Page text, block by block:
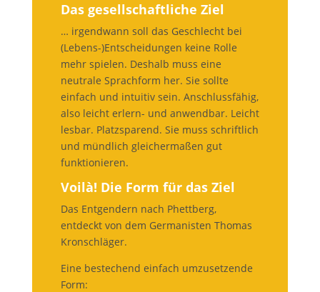
Das gesellschaftliche Ziel
… irgendwann soll das Geschlecht bei
(Lebens-)Entscheidungen keine Rolle
mehr spielen. Deshalb muss eine
neutrale Sprachform her. Sie sollte
einfach und intuitiv sein. Anschlussfähig,
also leicht erlern- und anwendbar. Leicht
lesbar. Platzsparend. Sie muss schriftlich
und mündlich gleichermaßen gut
funktionieren.
Voilà! Die Form für das Ziel
Das Entgendern nach Phettberg,
entdeckt von dem Germanisten Thomas
Kronschläger.
Eine bestechend einfach umzusetzende
Form: